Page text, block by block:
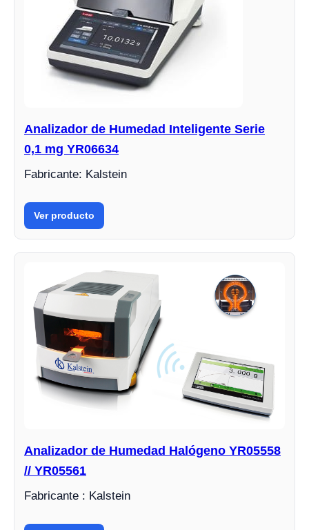
Analizador de Humedad Inteligente Serie
0,1 mg YR06634
Fabricante: Kalstein
Ver producto
Analizador de Humedad Halógeno YR05558
// YR05561
Fabricante : Kalstein